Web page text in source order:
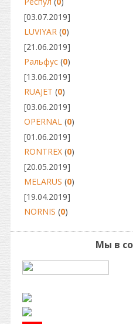
[03.07.2019]
LUVIYAR (0)
[21.06.2019]
Ральфус (0)
[13.06.2019]
RUAJET (0)
[03.06.2019]
OPERNAL (0)
[01.06.2019]
RONTREX (0)
[20.05.2019]
MELARUS (0)
[19.04.2019]
NORNIS (0)
Мы в